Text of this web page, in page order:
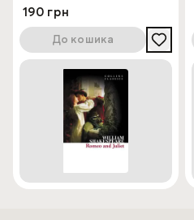
190 грн
До кошика